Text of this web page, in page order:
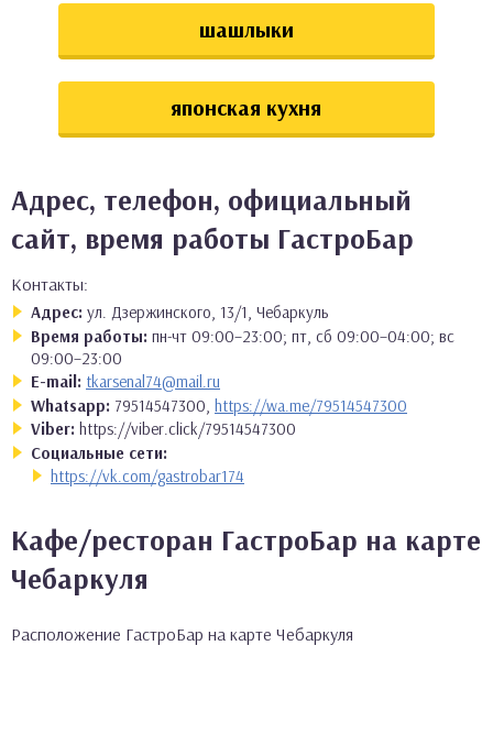
шашлыки
японская кухня
Адрес, телефон, официальный
сайт, время работы ГастроБар
Контакты:
Адрес: ул. Дзержинского, 13/1, Чебаркуль
Время работы: пн-чт 09:00–23:00; пт, сб 09:00–04:00; вс
09:00–23:00
E-mail: tkarsenal74@mail.ru
Whatsapp: 79514547300, https://wa.me/79514547300
Viber: https://viber.click/79514547300
Социальные сети:
https://vk.com/gastrobar174
Кафе/ресторан ГастроБар на карте
Чебаркуля
Расположение ГастроБар на карте Чебаркуля